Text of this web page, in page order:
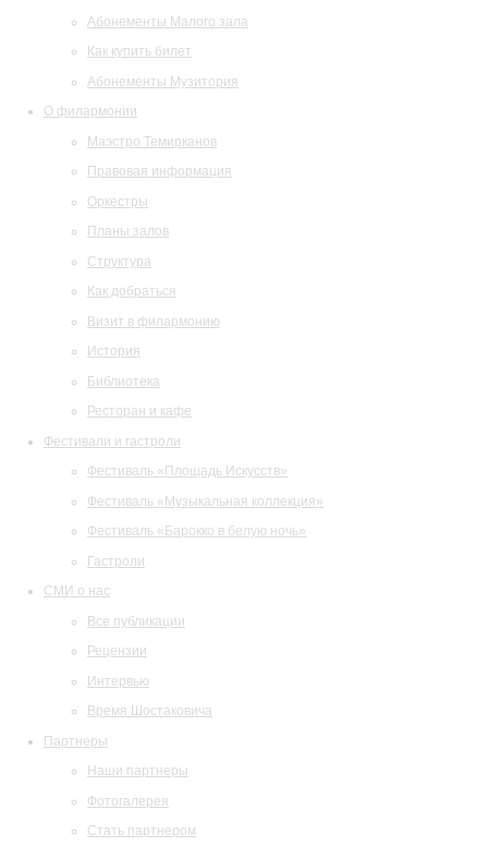
Абонементы Малого зала
Как купить билет
Абонементы Музитория
О филармонии
Маэстро Темирканов
Правовая информация
Оркестры
Планы залов
Структура
Как добраться
Визит в филармонию
История
Библиотека
Ресторан и кафе
Фестивали и гастроли
Фестиваль «Площадь Искусств»
Фестиваль «Музыкальная коллекция»
Фестиваль «Барокко в белую ночь»
Гастроли
СМИ о нас
Все публикации
Рецензии
Интервью
Время Шостаковича
Партнеры
Наши партнеры
Фотогалерея
Стать партнером